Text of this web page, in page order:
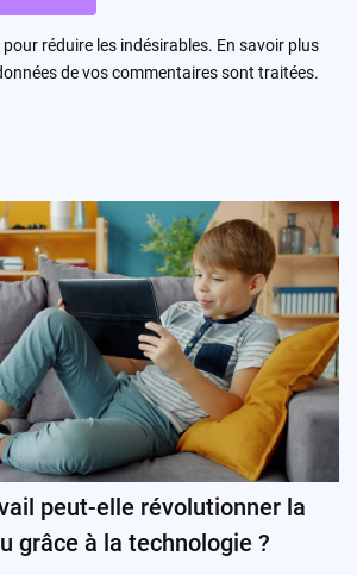
réduire les indésirables. En savoir plus
de vos commentaires sont traitées.
peut-elle révolutionner la
grâce à la technologie ?